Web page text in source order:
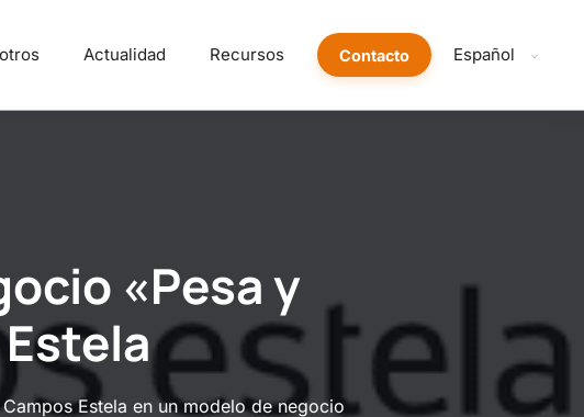
Actualidad Recursos Contacto Español
«Pesa y
Estela en un modelo de negocio